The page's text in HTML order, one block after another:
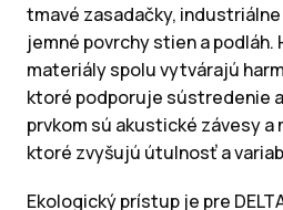
tmavé zasadačky,
jemné povrchy stien a podláh.
materiály spolu vytvárajú
ktoré podporuje sústredenie
prvkom sú akustické závesy a
ktoré zvyšujú útulnosť a
Ekologický prístup je pre